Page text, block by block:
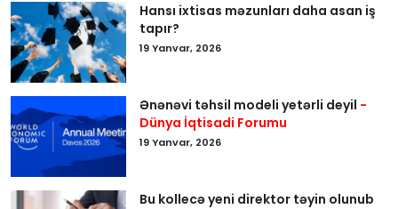
Hansı ixtisas məzunları daha asan iş
tapır?
19 Yanvar, 2026
Ənənəvi təhsil modeli yetərli deyil -
Dünya İqtisadi Forumu
19 Yanvar, 2026
Bu kollecə yeni direktor təyin olunub